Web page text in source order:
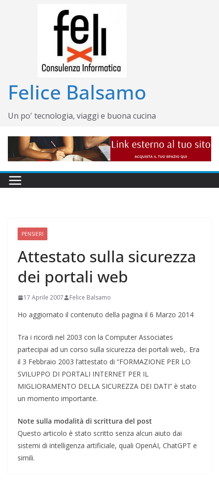
Felice Balsamo
Un po' tecnologia, viaggi e buona cucina
PENSIERI
Attestato sulla sicurezza
dei portali web
17 Aprile 2007 Felice Balsamo
Ho aggiornato il contenuto della pagina il 6 Marzo 2014
Tra i ricordi nel 2003 con la Computer Associates
partecipai ad un corso sulla sicurezza dei portali web,. Era
il 3 Febbraio 2003 l’attestato di “FORMAZIONE PER LO
SVILUPPO DI PORTALI INTERNET PER IL
MIGLIORAMENTO DELLA SICUREZZA DEI DATI” è stato
un momento importante.
Note sulla modalità di scrittura del post
Questo articolo è stato scritto senza alcun aiuto dai
sistemi di intelligenza artificiale, quali OpenAI, ChatGPT e
simili.